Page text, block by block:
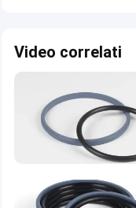
Video correlati